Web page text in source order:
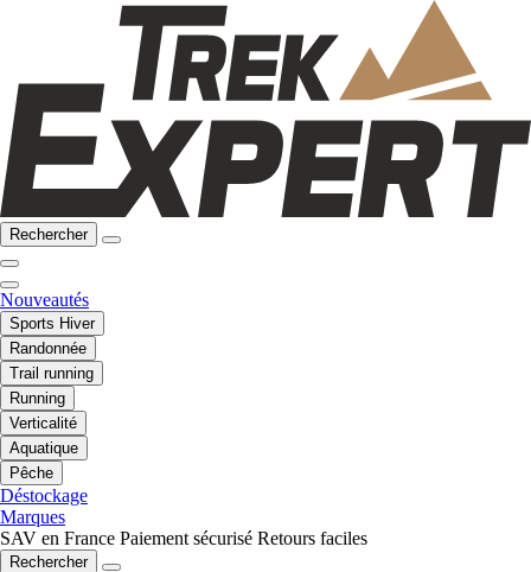
Rechercher
Nouveautés
Sports Hiver
Randonnée
Trail running
Running
Verticalité
Aquatique
Pêche
Déstockage
Marques
SAV en France Paiement sécurisé Retours faciles
Rechercher